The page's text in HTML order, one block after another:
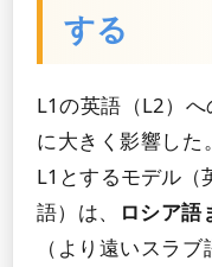
する
L1の英語（L2）
に大きく影響した。
L1とするモデル（
語）は、
ロシア語
（より遠いスラ